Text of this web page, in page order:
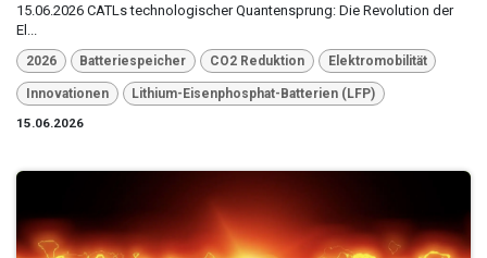
15.06.2026 CATLs technologischer Quantensprung: Die Revolution der
El...
2026 Batteriespeicher CO2 Reduktion Elektromobilität
Innovationen
Lithium-Eisenphosphat-Batterien (LFP)
15.06.2026